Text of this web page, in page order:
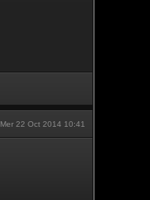
Mer 22 Oct 2014 10:41